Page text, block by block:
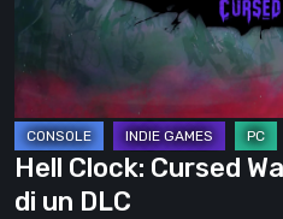
recensione:
di
un
DLC
Hell Clock: Cursed
di un DLC